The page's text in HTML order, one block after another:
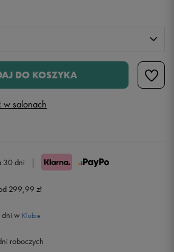
Powiadom o dostępności
DO KOSZYKA
w salonach
30 dni |
299,99 zł
w Klubie
roboczych